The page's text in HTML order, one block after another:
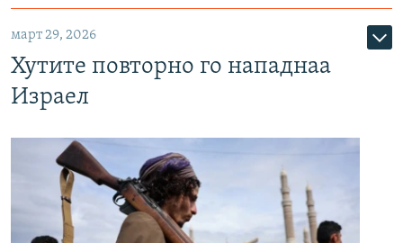
март 29, 2026
Хутите повторно го нападнаа
Израел